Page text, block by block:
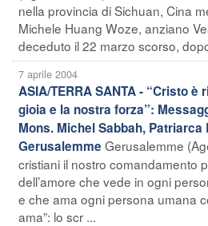
nella provincia di Sichuan, Cina
Michele Huang Woze, anziano
deceduto il 22 marzo scorso,
7 aprile 2004
ASIA/TERRA SANTA - “Cristo è
gioia e la nostra forza”:
Mons. Michel Sabbah, Patriarca
Gerusalemme Gerusalemme
cristiani il nostro comandamento
dell’amore che vede in ogni
e che ama ogni persona umana
ama”: lo scr ...